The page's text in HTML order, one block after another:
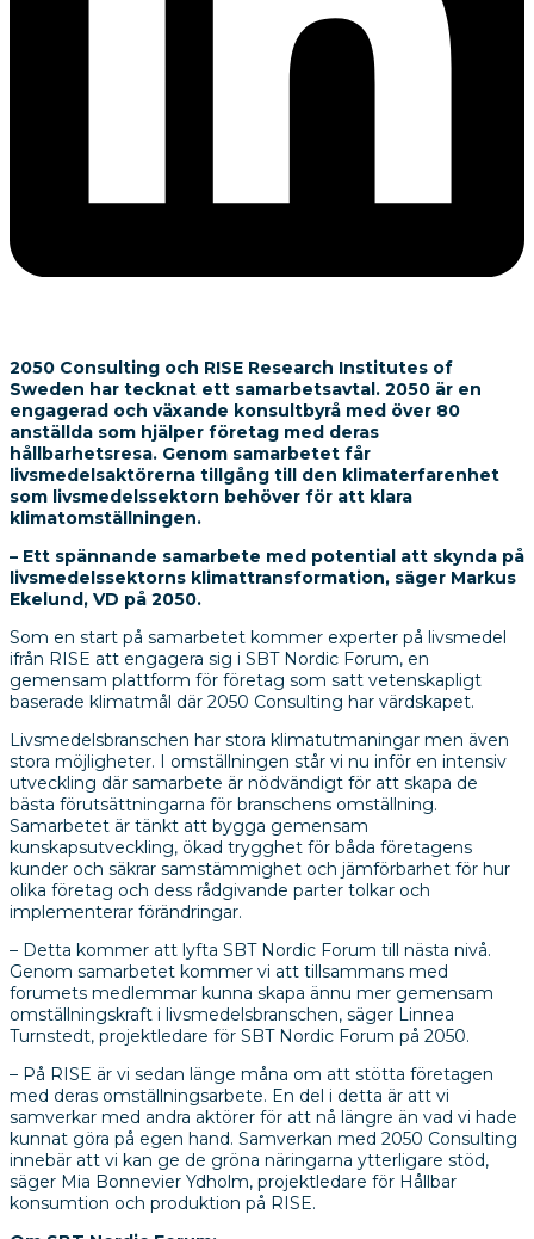
2050 Consulting och RISE Research Institutes of
Sweden har tecknat ett samarbetsavtal. 2050 är en
engagerad och växande konsultbyrå med över 80
anställda som hjälper företag med deras
hållbarhetsresa. Genom samarbetet får
livsmedelsaktörerna tillgång till den klimaterfarenhet
som livsmedelssektorn behöver för att klara
klimatomställningen.
– Ett spännande samarbete med potential att skynda på
livsmedelssektorns klimattransformation, säger Markus
Ekelund, VD på 2050.
Som en start på samarbetet kommer experter på livsmedel
ifrån RISE att engagera sig i SBT Nordic Forum, en
gemensam plattform för företag som satt vetenskapligt
baserade klimatmål där 2050 Consulting har värdskapet.
Livsmedelsbranschen har stora klimatutmaningar men även
stora möjligheter. I omställningen står vi nu inför en intensiv
utveckling där samarbete är nödvändigt för att skapa de
bästa förutsättningarna för branschens omställning.
Samarbetet är tänkt att bygga gemensam
kunskapsutveckling, ökad trygghet för båda företagens
kunder och säkrar samstämmighet och jämförbarhet för hur
olika företag och dess rådgivande parter tolkar och
implementerar förändringar.
– Detta kommer att lyfta SBT Nordic Forum till nästa nivå.
Genom samarbetet kommer vi att tillsammans med
forumets medlemmar kunna skapa ännu mer gemensam
omställningskraft i livsmedelsbranschen, säger Linnea
Turnstedt, projektledare för SBT Nordic Forum på 2050.
– På RISE är vi sedan länge måna om att stötta företagen
med deras omställningsarbete. En del i detta är att vi
samverkar med andra aktörer för att nå längre än vad vi hade
kunnat göra på egen hand. Samverkan med 2050 Consulting
innebär att vi kan ge de gröna näringarna ytterligare stöd,
säger Mia Bonnevier Ydholm, projektledare för Hållbar
konsumtion och produktion på RISE.